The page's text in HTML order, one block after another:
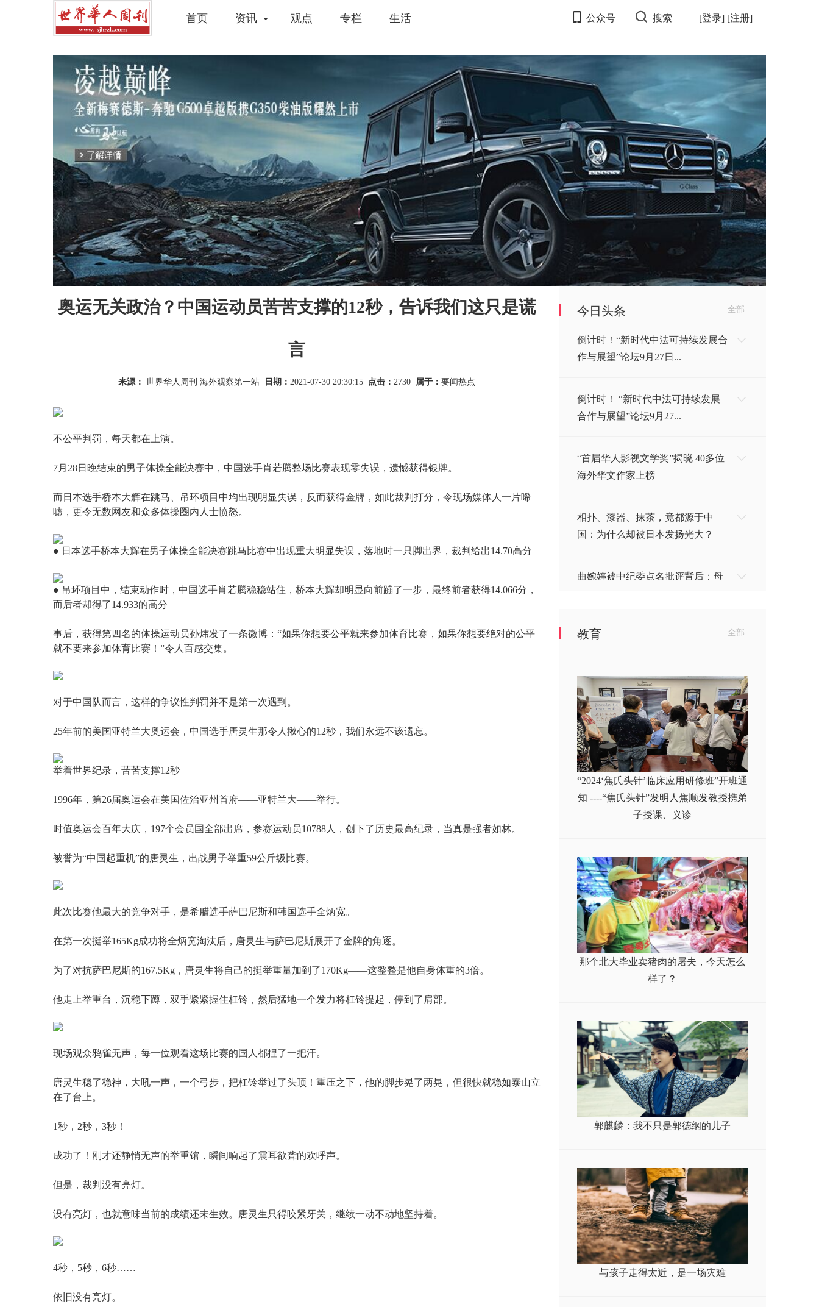
首页 资讯 观点 专栏 生活 公众号 搜索 [登录] [注册]
奥运无关政治？中国运动员苦苦支撑的12秒，告诉我们这只是谎
言
来源： 世界华人周刊 海外观察第一站 日期： 2021-07-30 20:30:15 点击： 2730 属于： 要闻热点
不公平判罚，每天都在上演。
7月28日晚结束的男子体操全能决赛中，中国选手肖若腾整场比赛表现零失误，遗憾获得银牌。
而日本选手桥本大辉在跳马、吊环项目中均出现明显失误，反而获得金牌，如此裁判打分，令现场媒体人一片唏
嘘，更令无数网友和众多体操圈内人士愤怒。
● 日本选手桥本大辉在男子体操全能决赛跳马比赛中出现重大明显失误，落地时一只脚出界，裁判给出14.70高分
● 吊环项目中，结束动作时，中国选手肖若腾稳稳站住，桥本大辉却明显向前蹦了一步，最终前者获得14.066分，
而后者却得了14.933的高分
事后，获得第四名的体操运动员孙炜发了一条微博：“如果你想要公平就来参加体育比赛，如果你想要绝对的公平
就不要来参加体育比赛！”令人百感交集。
对于中国队而言，这样的争议性判罚并不是第一次遇到。
25年前的美国亚特兰大奥运会，中国选手唐灵生那令人揪心的12秒，我们永远不该遗忘。
举着世界纪录，苦苦支撑12秒
1996年，第26届奥运会在美国佐治亚州首府——亚特兰大——举行。
时值奥运会百年大庆，197个会员国全部出席，参赛运动员10788人，创下了历史最高纪录，当真是强者如林。
被誉为“中国起重机”的唐灵生，出战男子举重59公斤级比赛。
此次比赛他最大的竞争对手，是希腊选手萨巴尼斯和韩国选手全炳宽。
在第一次挺举165Kg成功将全炳宽淘汰后，唐灵生与萨巴尼斯展开了金牌的角逐。
为了对抗萨巴尼斯的167.5Kg，唐灵生将自己的挺举重量加到了170Kg——这整整是他自身体重的3倍。
他走上举重台，沉稳下蹲，双手紧紧握住杠铃，然后猛地一个发力将杠铃提起，停到了肩部。
现场观众鸦雀无声，每一位观看这场比赛的国人都捏了一把汗。
唐灵生稳了稳神，大吼一声，一个弓步，把杠铃举过了头顶！重压之下，他的脚步晃了两晃，但很快就稳如泰山立
在了台上。
1秒，2秒，3秒！
成功了！刚才还静悄无声的举重馆，瞬间响起了震耳欲聋的欢呼声。
但是，裁判没有亮灯。
没有亮灯，也就意味当前的成绩还未生效。唐灵生只得咬紧牙关，继续一动不动地坚持着。
4秒，5秒，6秒……
依旧没有亮灯。
今日头条 全部
倒计时！“新时代中法可持续发展合
作与展望”论坛9月27日...
倒计时！ “新时代中法可持续发展
合作与展望”论坛9月27...
“首届华人影视文学奖”揭晓 40多位
海外华文作家上榜
相扑、漆器、抹茶，竟都源于中
国：为什么却被日本发扬光大？
曲婉婷被中纪委点名批评背后：母
美媒爆料特朗普10年没缴税：身家
教育 全部
“2024‘焦氏头针’临床应用研修班”开班通
知 ----“焦氏头针”发明人焦顺发教授携弟
子授课、义诊
那个北大毕业卖猪肉的屠夫，今天怎么
样了？
郭麒麟：我不只是郭德纲的儿子
与孩子走得太近，是一场灾难